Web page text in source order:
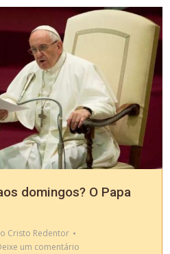
domingos? O Papa
Cristo Redentor
um comentário